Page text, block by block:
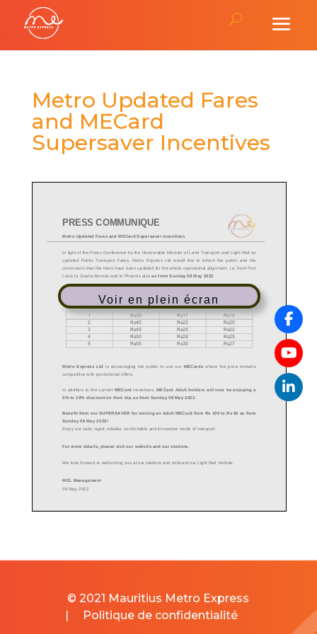
Metro Updated Fares
and MECard
Supersaver Incentives
Voir en plein écran
© 2021 Mauritius Metro Express
|
Politique de confidentialité